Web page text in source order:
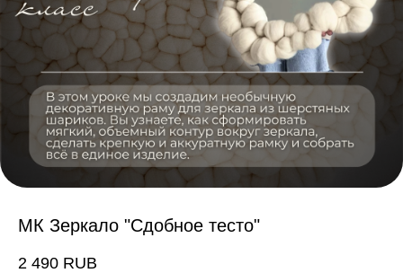
МК Зеркало "Сдобное тесто"
2 490 RUB